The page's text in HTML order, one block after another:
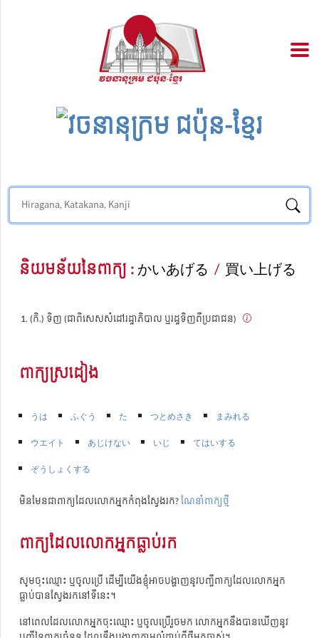
និយមន័យនៃពាក្យ :かいあげる / 買い上げる
(កិ.) ទិញ (ជាពិសេសសំដៅរដ្ឋាភិបាល ឬរដ្ឋទិញពីប្រជាជន)
ពាក្យស្រដៀង
うは ふぐう た つとめさき
まみれる
ウエイト
あじけない いじ
てはいする
ぞうしょくする
មិនមែនជាពាក្យដែលលោកអ្នកកំពុងស្វែងរក?ណែនាំពាក្យថ្មី
ពាក្យដែលលោកអ្នកធ្លាប់រក
សូមចុះឈ្មោះ ឬចូលប្រើ ដើម្បីយើងខ្ញុំអាចបង្ហាញនូវបញ្ជីពាក្យដែលលោកអ្នក
ធ្លាប់បានស្វែងរកនៅទីនេះ។
នៅពេលដែលលោកអ្នកចុះឈ្មោះ ឬចូលប្រើរួចមក លោកអ្នកនឹងបានឃើញនូវ